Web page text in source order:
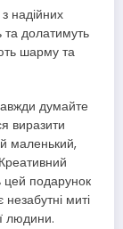
надійних
та долатимуть
шарму та
думайте
виразити
маленький,
цей подарунок
миті
людини.